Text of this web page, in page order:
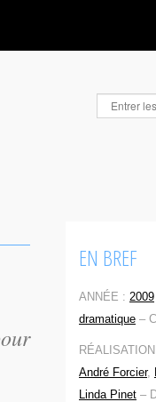
EN BREF
ANNÉE : 2009
dramatique –
André Forcier,
Linda Pinet –